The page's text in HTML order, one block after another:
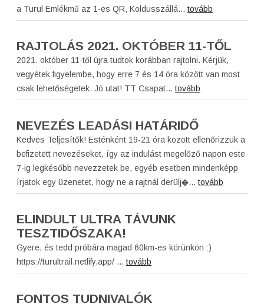
a Turul Emlékmű az 1-es QR, Koldusszállá... tovább
RAJTOLÁS 2021. OKTÓBER 11-TŐL
2021. október 11-től újra tudtok korábban rajtolni. Kérjük,
vegyétek figyelembe, hogy erre 7 és 14 óra között van most
csak lehetőségetek. Jó utat! TT Csapat... tovább
NEVEZÉS LEADÁSI HATÁRIDŐ
Kedves Teljesítők! Esténként 19-21 óra között ellenőrizzük a
befizetett nevezéseket, így az indulást megelőző napon este
7-ig legkésőbb nevezzetek be, egyéb esetben mindenképp
írjatok egy üzenetet, hogy ne a rajtnál derülj�... tovább
ELINDULT ULTRA TÁVUNK
TESZTIDŐSZAKA!
Gyere, és tedd próbára magad 60km-es körünkön :)
https://turultrail.netlify.app/ ... tovább
FONTOS TUDNIVALÓK